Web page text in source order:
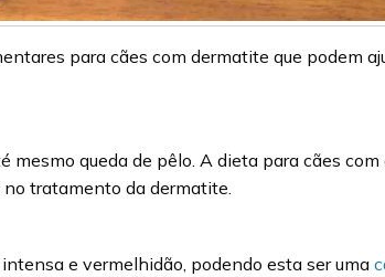
para cães com dermatite que podem
queda de pêlo. A dieta para cães
tratamento da dermatite.
e vermelhidão, podendo esta ser uma